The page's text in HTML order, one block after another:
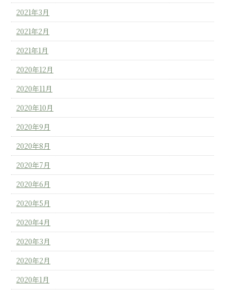
2021年3月
2021年2月
2021年1月
2020年12月
2020年11月
2020年10月
2020年9月
2020年8月
2020年7月
2020年6月
2020年5月
2020年4月
2020年3月
2020年2月
2020年1月